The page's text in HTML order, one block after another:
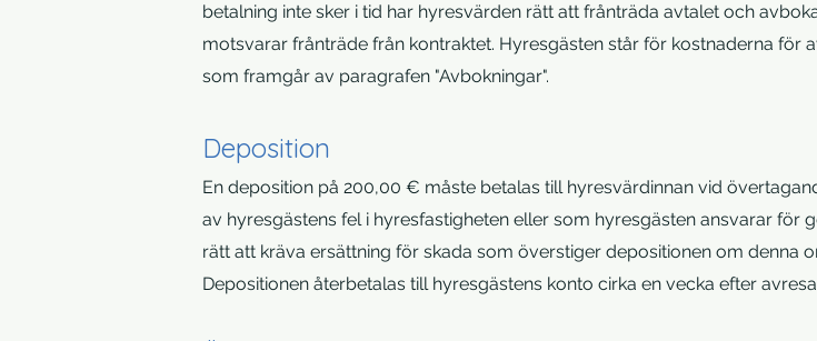
betalning inte sker i tid har hyresvärden rätt att frånträda avtalet och
motsvarar frånträde från kontraktet. Hyresgästen står för kostnaderna för
som framgår av paragrafen "Avbokningar".
Deposition
En deposition på 200,00 € måste betalas till hyresvärdinnan vid
av hyresgästens fel i hyresfastigheten eller som hyresgästen ansvarar för
rätt att kräva ersättning för skada som överstiger depositionen om denna
Depositionen återbetalas till hyresgästens konto cirka en vecka efter